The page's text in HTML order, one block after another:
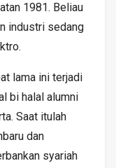
1981. Beliau
industri sedang
lama ini terjadi
bi halal alumni
Saat itulah
dan
syariah